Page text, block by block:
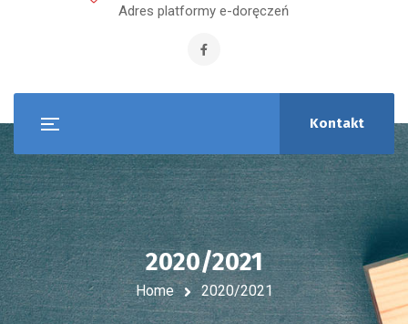
Adres platformy e-doręczeń
Kontakt
2020/2021
Home 2020/2021